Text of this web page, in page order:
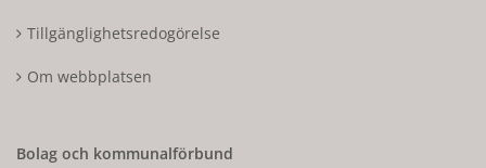
Tillgänglighetsredogörelse
Om webbplatsen
Bolag och kommunalförbund